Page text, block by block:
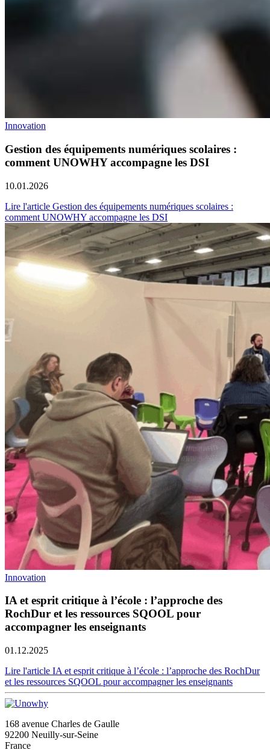
Innovation
Gestion des équipements numériques scolaires :
comment UNOWHY accompagne les DSI
10.01.2026
Lire l'article Gestion des équipements numériques scolaires :
comment UNOWHY accompagne les DSI
Innovation
IA et esprit critique à l’école : l’approche des
RochDur et les ressources SQOOL pour
accompagner les enseignants
01.12.2025
Lire l'article IA et esprit critique à l’école : l’approche des RochDur
et les ressources SQOOL pour accompagner les enseignants
168 avenue Charles de Gaulle
92200 Neuilly-sur-Seine
France